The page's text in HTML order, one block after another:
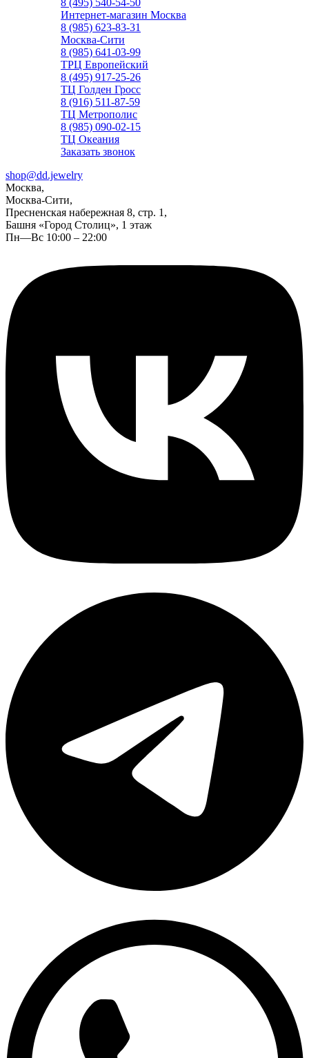
8 (495) 540-54-50
Интернет-магазин Москва
8 (985) 623-83-31
Москва-Сити
8 (985) 641-03-99
ТРЦ Европейский
8 (495) 917-25-26
ТЦ Голден Гросс
8 (916) 511-87-59
ТЦ Метрополис
8 (985) 090-02-15
ТЦ Океания
Заказать звонок
shop@dd.jewelry
Москва,
Москва-Сити,
Пресненская набережная 8, стр. 1,
Башня «Город Столиц», 1 этаж
Пн—Вс 10:00 – 22:00